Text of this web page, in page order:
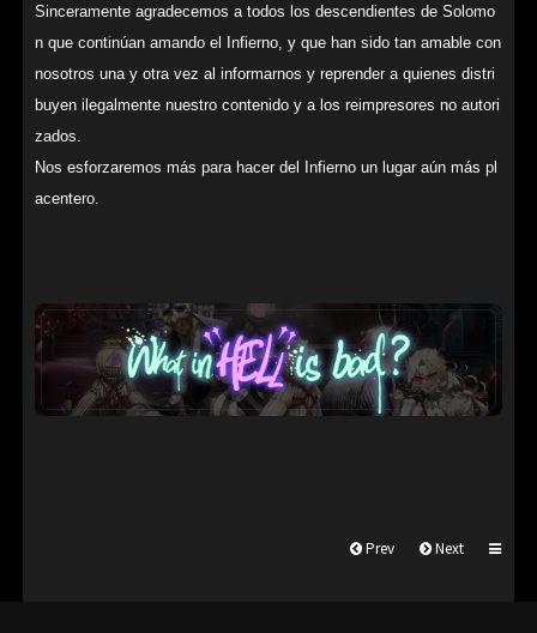
Sinceramente agradecemos a todos los descendientes de Solomo
n que continúan amando el Infierno, y que han sido tan amable con
nosotros una y otra vez al informarnos y reprender a quienes distri
buyen ilegalmente nuestro contenido y a los reimpresores no autori
zados.
Nos esforzaremos más para hacer del Infierno un lugar aún más pl
acentero.
Prev Next